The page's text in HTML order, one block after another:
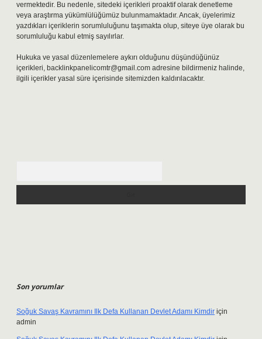
vermektedir. Bu nedenle, sitedeki içerikleri proaktif olarak denetleme
veya araştırma yükümlülüğümüz bulunmamaktadır. Ancak, üyelerimiz
yazdıkları içeriklerin sorumluluğunu taşımakta olup, siteye üye olarak bu
sorumluluğu kabul etmiş sayılırlar.
Hukuka ve yasal düzenlemelere aykırı olduğunu düşündüğünüz
içerikleri, backlinkpanelicomtr@gmail.com adresine bildirmeniz halinde,
ilgili içerikler yasal süre içerisinde sitemizden kaldırılacaktır.
Son yorumlar
Soğuk Savaş Kavramını Ilk Defa Kullanan Devlet Adamı Kimdir için
admin